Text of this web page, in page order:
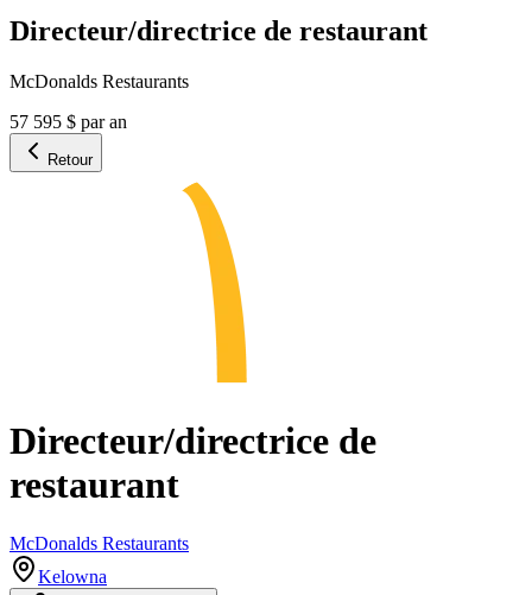
Directeur/directrice de restaurant
McDonalds Restaurants
57 595 $ par an
Retour
Directeur/directrice de
restaurant
McDonalds Restaurants
Kelowna